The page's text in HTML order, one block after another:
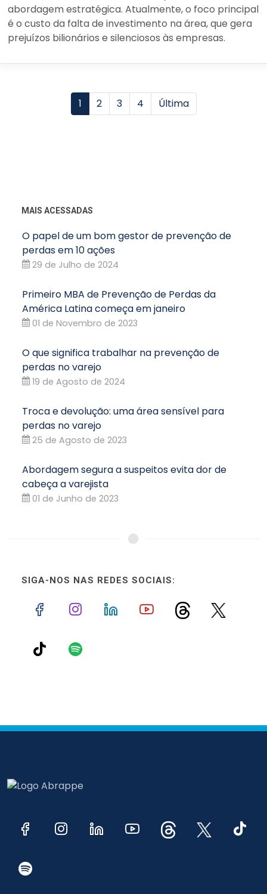
abordagem estratégica. Atualmente, o foco principal
é o custo da falta de investimento na área, que gera
prejuízos bilionários e silenciosos às empresas.
1 2 3 4 Última
MAIS ACESSADAS
O papel de um bom gestor de prevenção de
perdas em 10 ações
29 de Julho de 2024
Primeiro MBA de Prevenção de Perdas da
América Latina começa em janeiro
01 de Novembro de 2023
O que significa trabalhar na prevenção de
perdas no varejo
19 de Agosto de 2024
Troca e devolução: uma área sensível para
perdas no varejo
25 de Agosto de 2023
Abordagem segura a suspeitos evita dor de
cabeça a varejista
01 de Junho de 2023
SIGA-NOS NAS REDES SOCIAIS: